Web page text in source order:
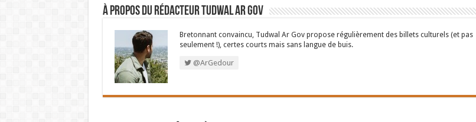
À propos du rédacteur Tudwal Ar Gov
Bretonnant convaincu, Tudwal Ar Gov propose régulièrement des billets culturels (et pas
seulement !), certes courts mais sans langue de buis.
@ArGedour